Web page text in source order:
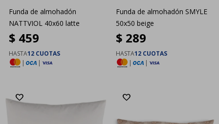
Funda de almohadón
NATTVIOL 40x60 latte
$ 459
HASTA12 CUOTAS
|
|
Funda de almohadón SMYLE
50x50 beige
$ 289
HASTA12 CUOTAS
|
|